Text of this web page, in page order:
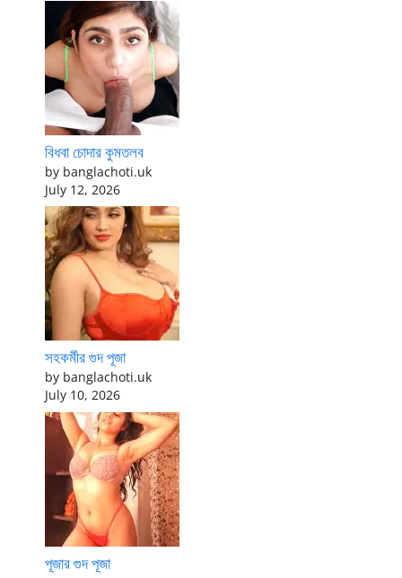
বিধবা চোদার কুমতলব
by banglachoti.uk
July 12, 2026
সহকর্মীর গুদ পূজা
by banglachoti.uk
July 10, 2026
পূজার গুদ পূজা